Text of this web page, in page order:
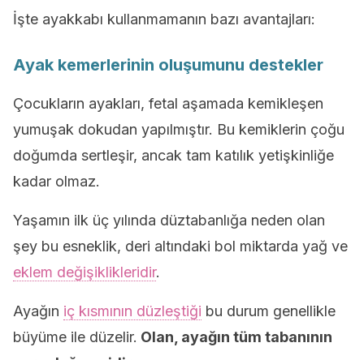
İşte ayakkabı kullanmamanın bazı avantajları:
Ayak kemerlerinin oluşumunu destekler
Çocukların ayakları, fetal aşamada kemikleşen
yumuşak dokudan yapılmıştır. Bu kemiklerin çoğu
doğumda sertleşir, ancak tam katılık yetişkinliğe
kadar olmaz.
Yaşamın ilk üç yılında düztabanlığa neden olan
şey bu esneklik, deri altındaki bol miktarda yağ ve
eklem değişiklikleridir.
Ayağın iç kısmının düzleştiği bu durum genellikle
büyüme ile düzelir. Olan, ayağın tüm tabanının